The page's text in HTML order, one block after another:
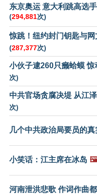
东京奥运 意大利跳高选
(294,881次)
惊跳！纽约封门钥匙与
(287,377次)
小伙子逮260只癞蛤蟆 惊
次)
中共官场贪腐决堤 从江
次)
几个中共政治局要员的
小笑话：江主席在冰岛
河南泄洪悲歌 作词作曲